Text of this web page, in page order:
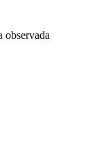
observada